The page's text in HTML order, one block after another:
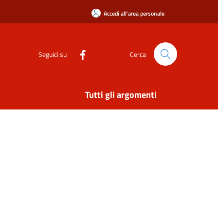
Accedi all'area personale
Seguici su Cerca
Tutti gli argomenti